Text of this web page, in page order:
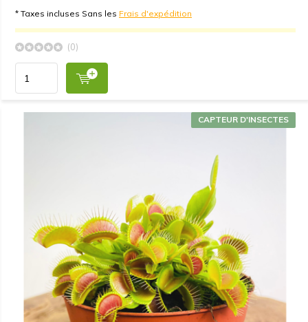
* Taxes incluses Sans les Frais d'expédition
(0)
CAPTEUR D'INSECTES